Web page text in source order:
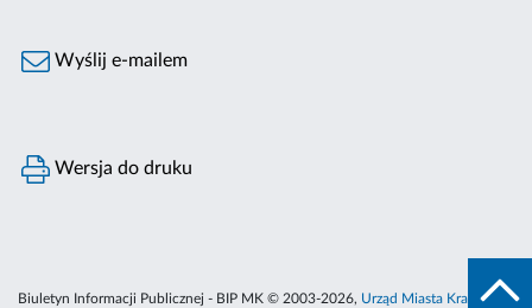
Wyślij e-mailem
Wersja do druku
Biuletyn Informacji Publicznej - BIP MK © 2003-2026, Urząd Miasta Krakowa